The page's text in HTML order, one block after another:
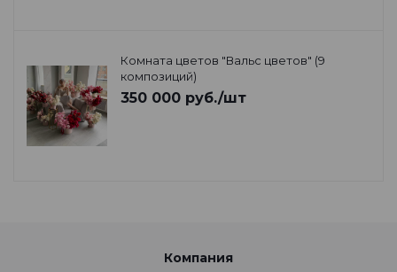
Комната цветов "Вальс цветов" (9
композиций)
350 000 руб./шт
Компания